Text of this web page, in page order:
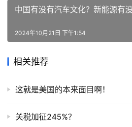
中国有没有汽车文化？新能源有
2024年10月21日 下午1:54
相关推荐
这就是美国的本来面目啊！
关税加征245%？